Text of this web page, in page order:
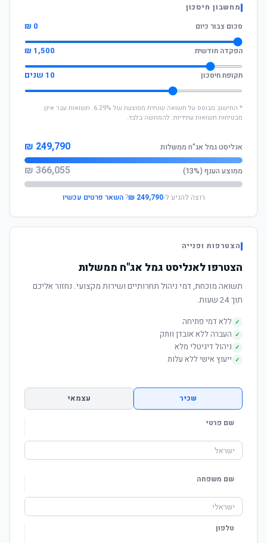
מחשבון חיסכון
סכום צבור כיום
0 ₪
הפקדה חודשית 1,500 ₪
תקופת חיסכון 10 שנים
* החישוב מבוסס על תשואה שנתית ממוצעת של 6.29%. תשואות עבר אינן
מבטיחות תשואות עתידיות. להמחשה בלבד.
אנליסט גמל אג"ח ממשלות 249,790 ₪
ממוצע הענף (13%) 366,055 ₪
רוצה להגיע ל-249,790 ₪
?השאר פרטים עכשיו
הצטרפות ופנייה
הצטרפו לאנליסט גמל אג"ח ממשלות
תשואה מוכחת, דמי ניהול תחרותיים ושירות מקצועי. נחזור אליכם
תוך 24 שעות.
✓ ללא דמי פתיחה
✓ העברה ללא אובדן וותק
✓ ניהול דיגיטלי מלא
✓ ייעוץ אישי ללא עלות
שכיר עצמאי
שם פרטי
שם משפחה
טלפון